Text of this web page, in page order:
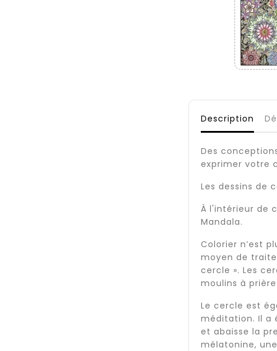
Description
Des
exprimer votre
Les dessins de
À l'intérieur de
Mandala.
Colorier n’est
moyen de
cercle ». Les
moulins à
Le cercle est
méditation. Il a
et abaisse la
mélatonine,